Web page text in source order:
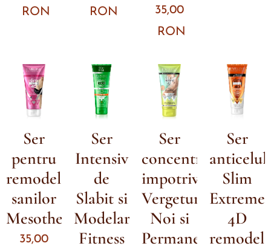
RON
RON
35,00
RON
Ser
pentru
remodelarea
sanilor
Mesotherapy
35,00
Ser
Intensiv
de
Slabit si
Modelare
Fitness
Ser
concentrat
impotriva
Vergeturilor
Noi si
Permanente
Ser
Slim
Extreme
4D